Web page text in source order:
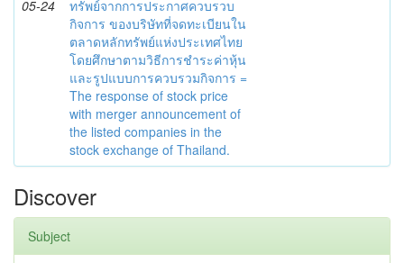
05-24
ทรัพย์จากการประกาศควบรวบ
กิจการ ของบริษัทที่จดทะเบียนใน
ตลาดหลักทรัพย์แห่งประเทศไทย
โดยศึกษาตามวิธีการชำระค่าหุ้น
และรูปแบบการควบรวมกิจการ =
The response of stock price
with merger announcement of
the listed companies in the
stock exchange of Thailand.
Discover
Subject